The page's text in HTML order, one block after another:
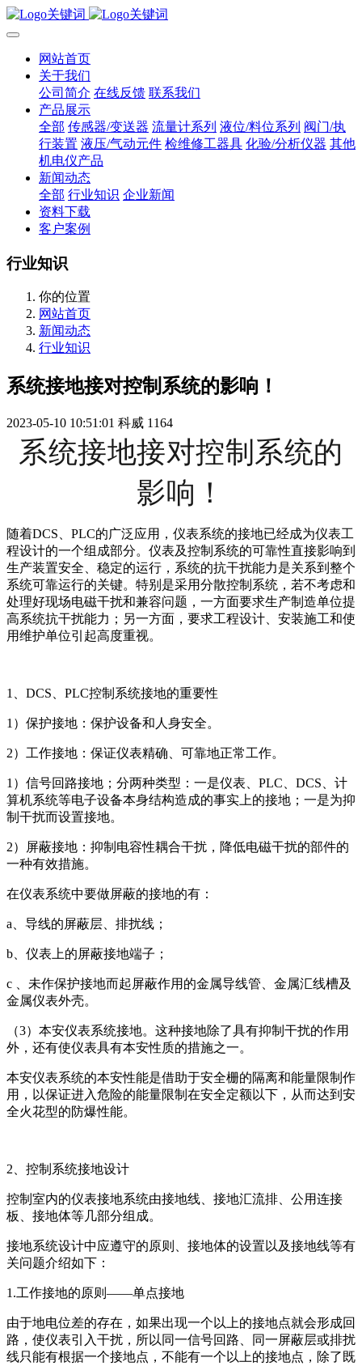
网站首页
关于我们
公司简介 在线反馈 联系我们
产品展示
全部 传感器/变送器 流量计系列 液位/料位系列 阀门/执
行装置 液压/气动元件 检维修工器具 化验/分析仪器 其他
机电仪产品
新闻动态
全部 行业知识 企业新闻
资料下载
客户案例
行业知识
你的位置
网站首页
新闻动态
行业知识
系统接地接对控制系统的影响！
2023-05-10 10:51:01 科威 1164
系统接地接对控制系统的
影响！
随着DCS、PLC的广泛应用，仪表系统的接地已经成为仪表工
程设计的一个组成部分。仪表及控制系统的可靠性直接影响到
生产装置安全、稳定的运行，系统的抗干扰能力是关系到整个
系统可靠运行的关键。特别是采用分散控制系统，若不考虑和
处理好现场电磁干扰和兼容问题，一方面要求生产制造单位提
高系统抗干扰能力；另一方面，要求工程设计、安装施工和使
用维护单位引起高度重视。
1、DCS、PLC控制系统接地的重要性
1）保护接地：保护设备和人身安全。
2）工作接地：保证仪表精确、可靠地正常工作。
1）信号回路接地；分两种类型：一是仪表、PLC、DCS、计
算机系统等电子设备本身结构造成的事实上的接地；一是为抑
制干扰而设置接地。
2）屏蔽接地：抑制电容性耦合干扰，降低电磁干扰的部件的
一种有效措施。
在仪表系统中要做屏蔽的接地的有：
a、导线的屏蔽层、排扰线；
b、仪表上的屏蔽接地端子；
c 、未作保护接地而起屏蔽作用的金属导线管、金属汇线槽及
金属仪表外壳。
（3）本安仪表系统接地。这种接地除了具有抑制干扰的作用
外，还有使仪表具有本安性质的措施之一。
本安仪表系统的本安性能是借助于安全栅的隔离和能量限制作
用，以保证进入危险的能量限制在安全定额以下，从而达到安
全火花型的防爆性能。
2、控制系统接地设计
控制室内的仪表接地系统由接地线、接地汇流排、公用连接
板、接地体等几部分组成。
接地系统设计中应遵守的原则、接地体的设置以及接地线等有
关问题介绍如下：
1.工作接地的原则——单点接地
由于地电位差的存在，如果出现一个以上的接地点就会形成回
路，使仪表引入干扰，所以同一信号回路、同一屏蔽层或排扰
线只能有根据一个接地点，不能有一个以上的接地点，除了既